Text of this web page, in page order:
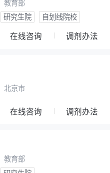
教育部
研究生院 自划线院校
在线咨询 调剂办法
北京市
在线咨询 调剂办法
教育部